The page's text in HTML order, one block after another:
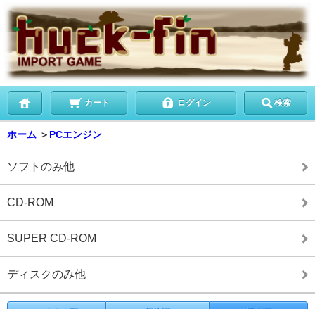
カート ログイン 検索
ホーム ＞ PCエンジン
ソフトのみ他
CD-ROM
SUPER CD-ROM
ディスクのみ他